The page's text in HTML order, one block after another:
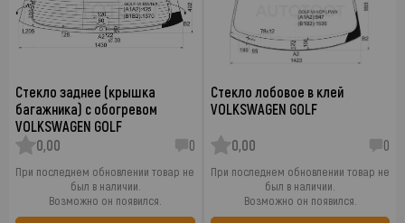
Стекло заднее (крышка
багажника) с обогревом
VOLKSWAGEN GOLF
0,00
0
При последнем обновлении товар не
был в наличии.
Возможно он появился.
Стекло лобовое в клей
VOLKSWAGEN GOLF
0,00 0
При последнем обновлении товар не
был в наличии.
Возможно он появился.